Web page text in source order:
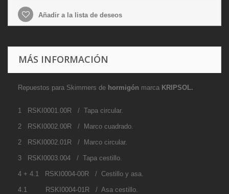
Añadir a la lista de deseos
MÁS INFORMACIÓN
Repuestos para Skimmers de hormigón marca KRIPSOL.
1 RSKI0001.00R / Tapa circular.
2 RSKI0002.00R / Marco cuadrado.
2 RSKI0002.01R / Marco circular.
3 RSKI0003.004 / Tapa cestillo.
4 + 4.1 RSKI0004-00R / Cestillo y asa.
4.1 RSKI0004-01R / Asa cestillo.